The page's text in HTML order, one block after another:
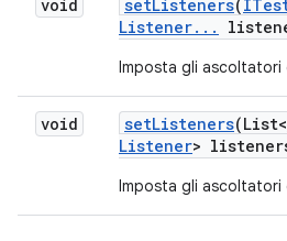
void setListeners(
Listener. . .
Imposta gli
void setListeners(List<
Listener>
Imposta gli